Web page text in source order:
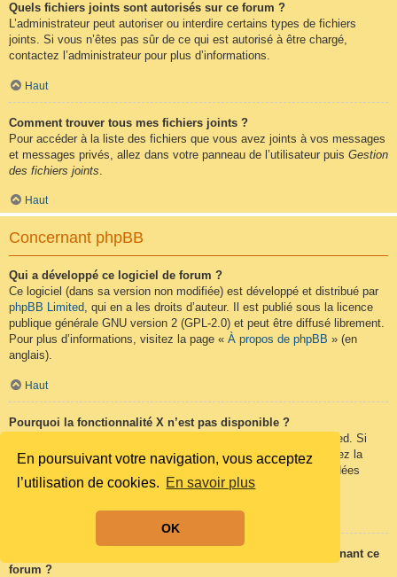
En poursuivant votre navigation, vous acceptez
l’utilisation de cookies. En savoir plus
OK
Quels fichiers joints sont autorisés sur ce forum ?
L’administrateur peut autoriser ou interdire certains types de fichiers
joints. Si vous n’êtes pas sûr de ce qui est autorisé à être chargé,
contactez l’administrateur pour plus d’informations.
Haut
Comment trouver tous mes fichiers joints ?
Pour accéder à la liste des fichiers que vous avez joints à vos messages
et messages privés, allez dans votre panneau de l’utilisateur puis Gestion
des fichiers joints
Haut
Concernant phpBB
Qui a développé ce logiciel de forum ?
Ce logiciel (dans sa version non modifiée) est développé et distribué par
phpBB Limited, qui en a les droits d’auteur. Il est publié sous la licence
publique générale GNU version 2 (GPL-2.0) et peut être diffusé librement.
Pour plus d’informations, visitez la page « À propos de phpBB » (en
anglais).
Haut
Pourquoi la fonctionnalité X n’est pas disponible ?
Ce logiciel a été développé et mis sous licence par phpBB Limited. Si
vous pensez qu’une fonctionnalité nécessite d’être ajoutée, visitez la
phpBB Ideas
(en anglais) où vous pouvez voter pour des idées
proposées ou en suggérer de nouvelles.
Qui contacter pour les abus ou les questions légales concernant ce
forum ?